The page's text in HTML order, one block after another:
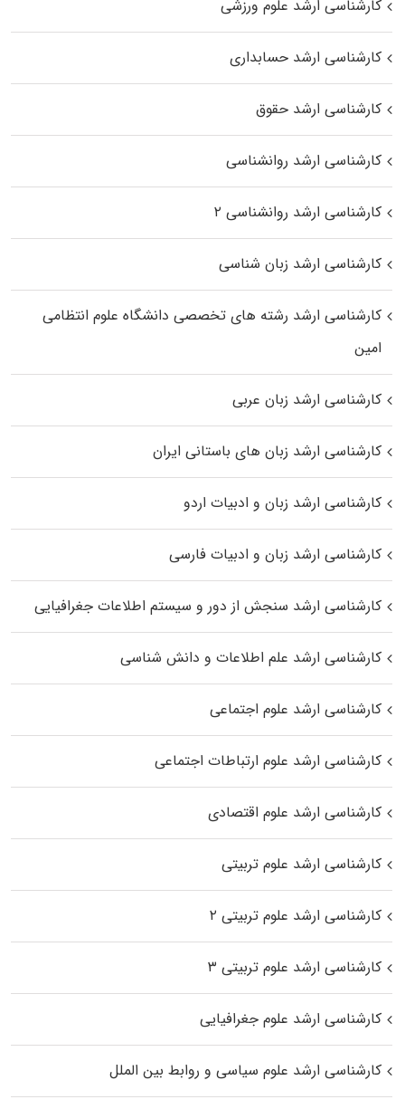
کارشناسی ارشد علوم ورزشی
کارشناسی ارشد حسابداری
کارشناسی ارشد حقوق
کارشناسی ارشد روانشناسی
کارشناسی ارشد روانشناسی ۲
کارشناسی ارشد زبان شناسی
کارشناسی ارشد رﺷﺘﻪ ﻫﺎی تخصصی داﻧﺸﮕﺎه ﻋﻠﻮم انتظامی
اﻣﻴﻦ
کارشناسی ارشد زبان عربی
کارشناسی ارشد زبان‌ های باستانی ایران
کارشناسی ارشد زبان و ادبیات اردو
کارشناسی ارشد زبان و ادبیات فارسی
کارشناسی ارشد سنجش از دور و سیستم اطلاعات جغرافیایی
کارشناسی ارشد علم اطلاعات و دانش شناسی
کارشناسی ارشد علوم اجتماعی
کارشناسی ارشد علوم ارتباطات اجتماعی
کارشناسی ارشد علوم اقتصادی
کارشناسی ارشد علوم تربیتی
کارشناسی ارشد علوم تربیتی ۲
کارشناسی ارشد علوم تربیتی ۳
کارشناسی ارشد علوم جغرافیایی
کارشناسی ارشد علوم سیاسی و روابط بین الملل